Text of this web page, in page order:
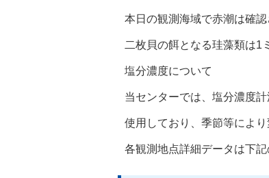
本日の観測海域で赤潮は確認
二枚貝の餌となる珪藻類は1
塩分濃度について
当センターでは、塩分濃度
使用しており、季節等によ
各観測地点詳細データは下